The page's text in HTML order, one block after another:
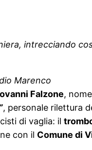
intrecciando
Marenco
Falzone,
, personale rilettura
di vaglia: il
con il Comune di